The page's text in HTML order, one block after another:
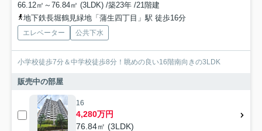
66.12㎡～76.84㎡ (3LDK) /築23年 /21階建
地下鉄長堀鶴見緑地「蒲生四丁目」駅 徒歩16分
エレベーター 公共下水
小学校徒歩7分＆中学校徒歩8分！眺めの良い16階南向きの3LDK
販売中の部屋
16
4,280万円
76.84㎡ (3LDK)